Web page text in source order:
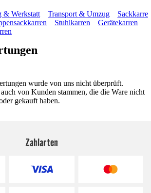
& Werkstatt
Transport & Umzug
Sackkarre
Stuhlkarren
Gerätekarren
wurde von uns nicht überprüft.
von Kunden stammen, die die Ware nicht
gekauft haben.
Zahlarten